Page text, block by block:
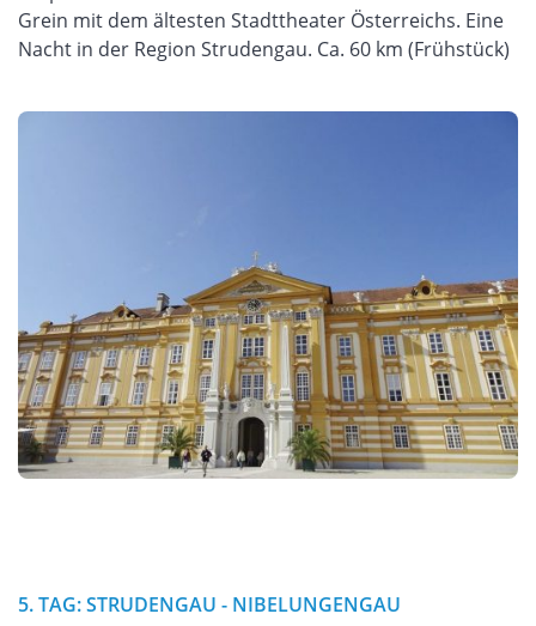
Grein mit dem ältesten Stadttheater Österreichs. Eine
Nacht in der Region Strudengau. Ca. 60 km (Frühstück)
5. TAG: STRUDENGAU - NIBELUNGENGAU